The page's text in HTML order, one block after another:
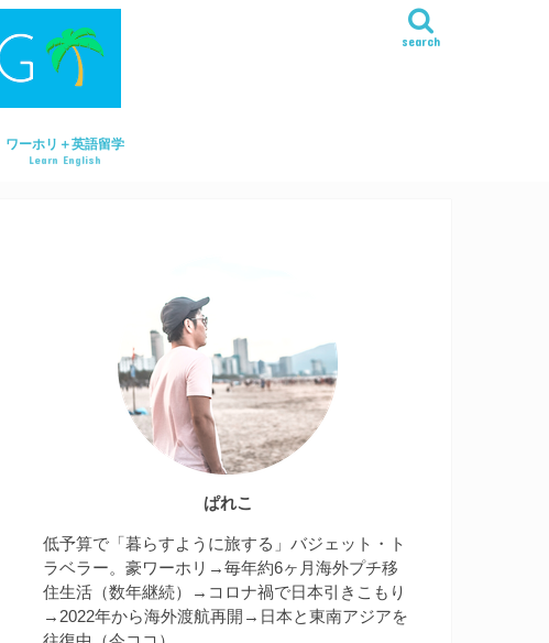
search
ワーホリ＋英語留学
Learn English
ぱれこ
低予算で「暮らすように旅する」バジェット・ト
ラベラー。豪ワーホリ→毎年約6ヶ月海外プチ移
住生活（数年継続）→コロナ禍で日本引きこもり
→2022年から海外渡航再開→日本と東南アジアを